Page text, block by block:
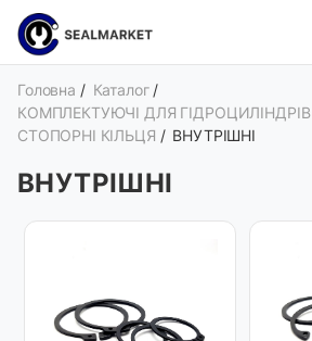
Головна / Каталог /
КОМПЛЕКТУЮЧІ ДЛЯ ГІДРОЦИЛІНДРІВ
СТОПОРНІ КІЛЬЦЯ / ВНУТРІШНІ
ВНУТРІШНІ